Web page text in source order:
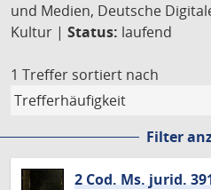
und Medien, Deutsche
Kultur | Status: laufend
1 Treffer sortiert nach
Filter
2 Cod. Ms. jurid.